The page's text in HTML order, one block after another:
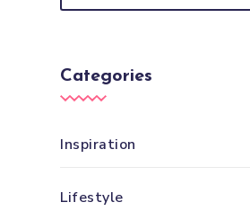
Categories
Inspiration
Lifestyle